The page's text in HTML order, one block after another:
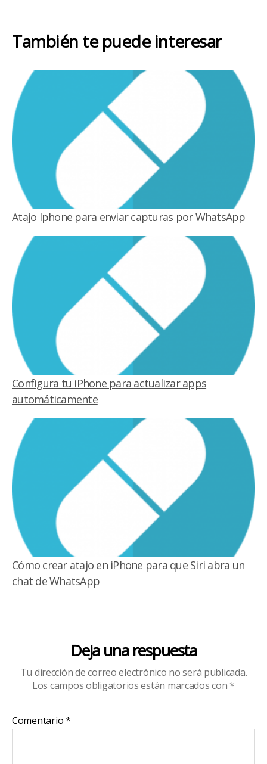
También te puede interesar
Atajo Iphone para enviar capturas por WhatsApp
Configura tu iPhone para actualizar apps
automáticamente
Cómo crear atajo en iPhone para que Siri abra un
chat de WhatsApp
Deja una respuesta
Tu dirección de correo electrónico no será publicada.
Los campos obligatorios están marcados con*
Comentario*